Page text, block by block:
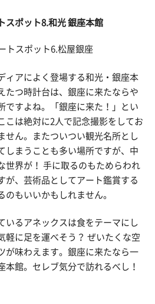
スポット8.和光 銀座本館
ィアによく登場する和光・銀座本
たつ時計台は、銀座に来たならや
ですよね。「銀座に来た！」とい
こは絶対に2人で記念撮影をしてお
せん。またついつい観光名所とし
しまうことも多い場所ですが、中
世界が！ 手に取るのもためらわれ
が、芸術品としてアート鑑賞する
のもいいかもしれません。
いるアネックスは食をテーマにし
軽に足を運べそう？ ぜいたくな空
が味わえます。銀座に来たなら一
本館。セレブ気分で訪れるべし！